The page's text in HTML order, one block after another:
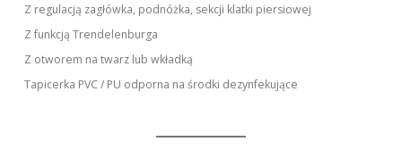
Z regulacją zagłówka, podnóżka, sekcji klatki piersiowej
Z funkcją Trendelenburga
Z otworem na twarz lub wkładką
Tapicerka PVC / PU odporna na środki dezynfekujące